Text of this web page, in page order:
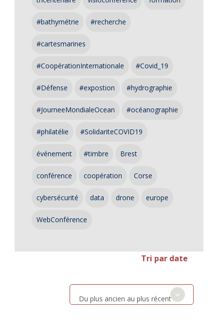
#bathymétrie #recherche
#cartesmarines
#CoopérationInternationale #Covid_19
#Défense #expostion #hydrographie
#JourneeMondialeOcean #océanographie
#philatélie #SolidariteCOVID19
événement #timbre Brest
conférence coopération Corse
cybersécurité data drone europe
WebConférence
Tri par date
Du plus ancien au plus récent